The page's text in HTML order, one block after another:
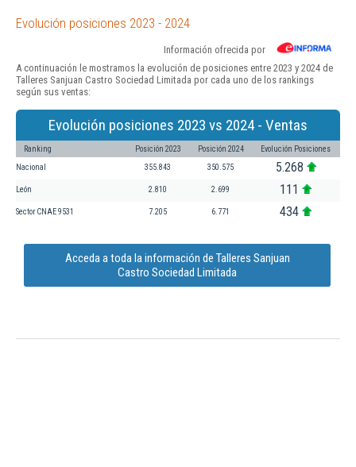
Evolución posiciones 2023 - 2024
Información ofrecida por
A continuación le mostramos la evolución de posiciones entre 2023 y 2024 de
Talleres Sanjuan Castro Sociedad Limitada por cada uno de los rankings
según sus ventas:
Evolución posiciones 2023 vs 2024 - Ventas
Ranking Posición 2023 Posición 2024 Evolución Posiciones
Nacional 355.843 350.575 5.268
León 2.810 2.699 111
Sector CNAE 9531 7.205 6.771 434
Acceda a toda la información de Talleres Sanjuan
Castro Sociedad Limitada